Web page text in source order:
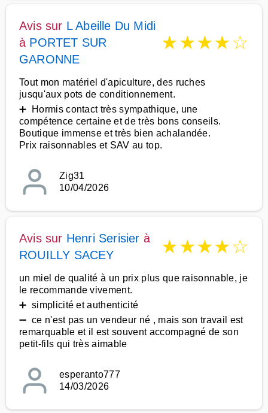
Avis sur L Abeille Du Midi
à PORTET SUR
GARONNE
★★★★☆
Tout mon matériel d'apiculture, des ruches
jusqu'aux pots de conditionnement.
➕ Hormis contact très sympathique, une
compétence certaine et de très bons conseils.
Boutique immense et très bien achalandée.
Prix raisonnables et SAV au top.
Zig31
10/04/2026
Avis sur Henri Serisier à
ROUILLY SACEY
★★★★☆
un miel de qualité à un prix plus que raisonnable, je
le recommande vivement.
➕ simplicité et authenticité
➖ ce n'est pas un vendeur né , mais son travail est
remarquable et il est souvent accompagné de son
petit-fils qui très aimable
esperanto777
14/03/2026